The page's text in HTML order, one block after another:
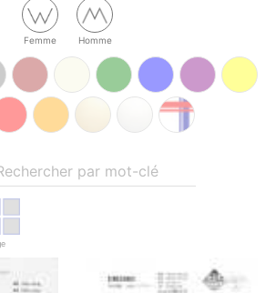
Femme Homme
par mot-clé